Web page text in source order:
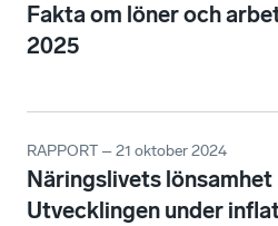
Fakta om löner och
2025
RAPPORT – 21 oktober 2024
Näringslivets
Utvecklingen under